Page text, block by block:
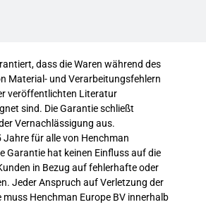
dass die Waren während des
Material- und Verarbeitungsfehlern
veröffentlichten Literatur
sind. Die Garantie schließt
Vernachlässigung aus.
für alle von Henchman
Garantie hat keinen Einfluss auf die
in Bezug auf fehlerhafte oder
Jeder Anspruch auf Verletzung der
Henchman Europe BV innerhalb